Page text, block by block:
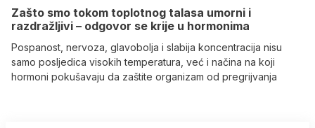
Zašto smo tokom toplotnog talasa umorni i
razdražljivi – odgovor se krije u hormonima
Pospanost, nervoza, glavobolja i slabija koncentracija nisu
samo posljedica visokih temperatura, već i načina na koji
hormoni pokušavaju da zaštite organizam od pregrijvanja